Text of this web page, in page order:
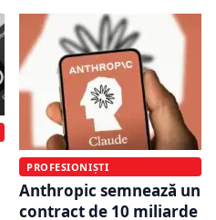
PROFESIONIȘTI
Anthropic semnează un
contract de 10 miliarde